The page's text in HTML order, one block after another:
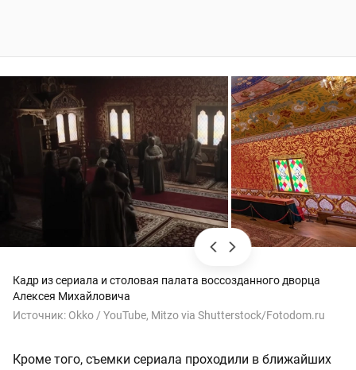
Кадр из сериала и столовая палата воссозданного дворца
Алексея Михайловича
Источник: Okko / YouTube, Mitzo via Shutterstock/Fotodom.ru
Кроме того, съемки сериала проходили в ближайших